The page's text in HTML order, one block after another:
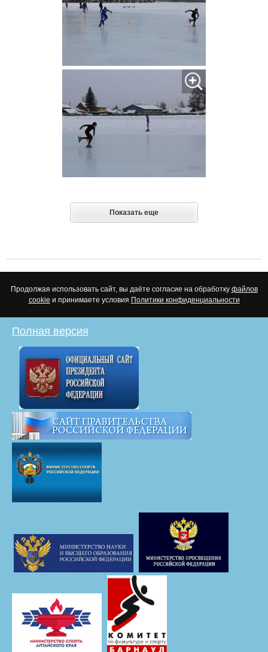
Показать еще
Продолжая использовать сайт, вы даёте согласие на обработку файлов
cookie и принимаете условия Политики конфиденциальности
Полная версия